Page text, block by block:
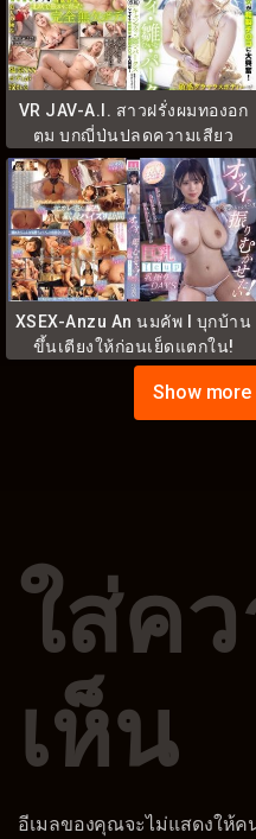
VR JAV-A.I. สาวฝรั่งผมทองอก
ตูม บุกญี่ปุ่นปลดความเสียว
YMDD-461
XSEX-Anzu An นมคัพ I บุกบ้าน
ขึ้นเตียงให้ก่อนเย็ดแตกใน!
MIDA-226
Show
ใส่ค
เห็น
อีเมลของคุณจะไม่แสดงให้ค